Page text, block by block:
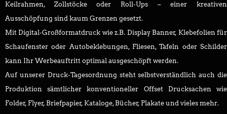
Keilrahmen, Zollstöcke oder Roll-Ups – einer kreativen
Ausschöpfung sind kaum Grenzen gesetzt.
Mit Digital-Großformatdruck wie z.B. Display Banner, Klebefolien für
Schaufenster oder Autobeklebungen, Fliesen, Tafeln oder Schilder
kann Ihr Werbeauftritt optimal ausgeschöpft werden.
Auf unserer Druck-Tagesordnung steht selbstverständlich auch die
Produktion sämtlicher konventioneller Offset Drucksachen wie
Folder, Flyer, Briefpapier, Kataloge, Bücher, Plakate und vieles mehr.